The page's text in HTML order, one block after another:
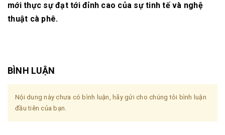
mới thực sự đạt tới đỉnh cao của sự tinh tế và nghệ
thuật cà phê.
BÌNH LUẬN
Nội dung này chưa có bình luận, hãy gửi cho chúng tôi bình luận
đầu tiên của bạn.